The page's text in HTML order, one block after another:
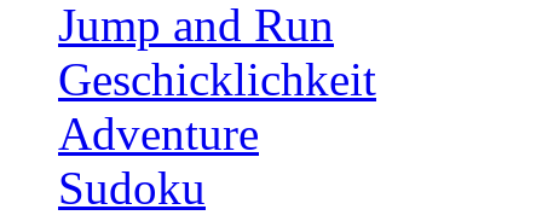
Jump and Run
Geschicklichkeit
Adventure
Sudoku